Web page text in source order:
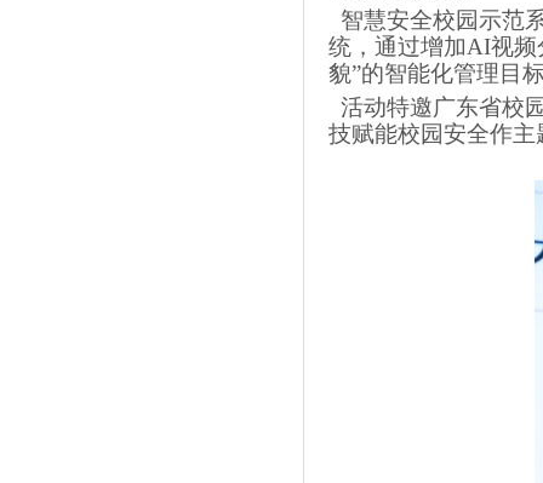
智慧安全校园示范
统，通过增加AI视
貌”的智能化管理目
活动特邀广东省校
技赋能校园安全作主